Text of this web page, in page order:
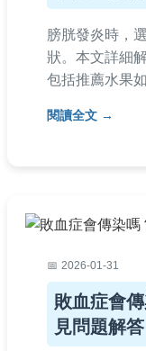
膀胱發炎時，
狀。本文詳細
包括推薦水果
答，幫助您通
閱讀全文
2026-01-31
敗血症會
見問題解答